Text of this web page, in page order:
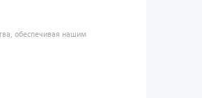
обеспечивая нашим